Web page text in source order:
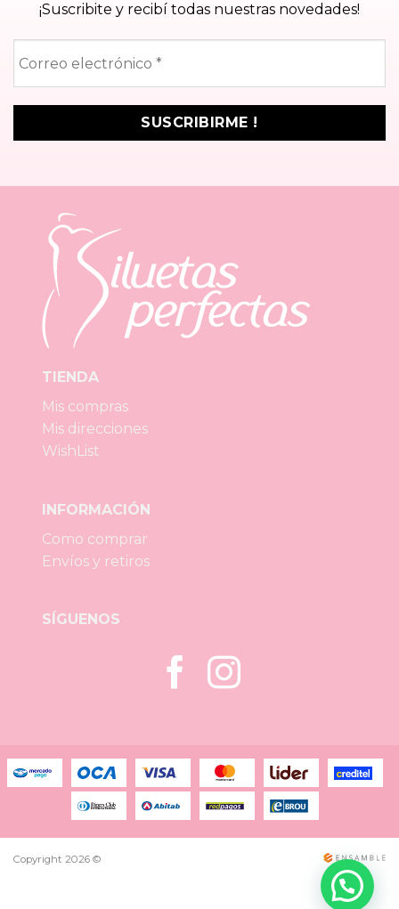
¡Suscribite y recibí todas nuestras novedades!
electrónico
*
TIENDA
Mis compras
Mis direcciones
WishList
INFORMACIÓN
Como comprar
Envíos y retiros
SÍGUENOS
Copyright 2026 ©